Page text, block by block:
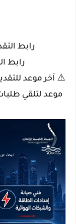
​رابط
​رابط
موعد لتلقي